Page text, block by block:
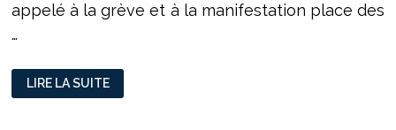
appelé à la grève et à la manifestation place des
…
[SEMAINE
DESTINÉE
AUX
LIRE LA SUITE